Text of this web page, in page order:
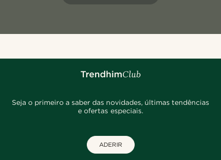
Seja o primeiro a saber das novidades, últimas tendências
e ofertas especiais.
ADERIR